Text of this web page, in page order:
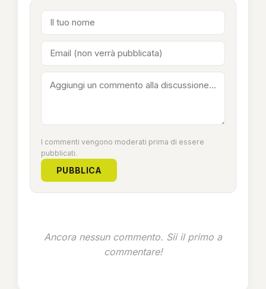
I commenti vengono moderati prima di essere
pubblicati.
PUBBLICA
Ancora nessun commento. Sii il primo a
commentare!